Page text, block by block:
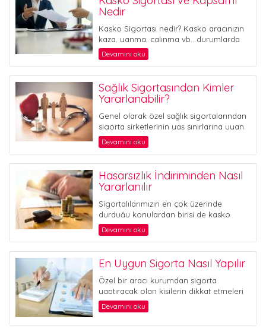
ÇÖZÜM ORTAKLARI
HABERLER
FOTO GALERİ
İLETİŞİM
Nedir
Kasko Sigortası nedir? Kasko aracınızın
kaza, yanma, çalınma vb.. durumlarda
oluşan zararları güvence altı...
Devamını oku
Sağlık Sigortasından Kimler
Yararlanabilir?
Genel olarak özel sağlık sigortalarından
sigorta şirketlerinin yaş sınırlarına uyan
herkes kendisi ve/veya ailesiy...
Devamını oku
Hasarsızlık İndiriminden Nasıl
Yararlanılır
Sigortalılarımızın en çok üzerinde
durduğu konulardan birisi de kasko
poliçelerindeki hasarsızlık in...
Devamını oku
En Uygun Sigorta Nasıl Yapılır
Özel bir aracı kurumdan sigorta
yaptıracak olan kişilerin dikkat etmeleri
gereken en önemli hususlardan biri ...
Devamını oku